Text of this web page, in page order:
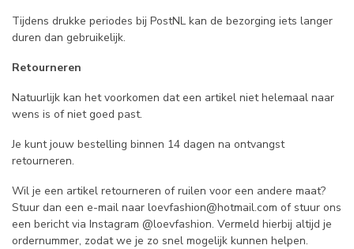
Tijdens drukke periodes bij PostNL kan de bezorging iets langer
duren dan gebruikelijk.
Retourneren
Natuurlijk kan het voorkomen dat een artikel niet helemaal naar
wens is of niet goed past.
Je kunt jouw bestelling binnen 14 dagen na ontvangst
retourneren.
Wil je een artikel retourneren of ruilen voor een andere maat?
Stuur dan een e-mail naar loevfashion@hotmail.com of stuur ons
een bericht via Instagram @loevfashion. Vermeld hierbij altijd je
ordernummer, zodat we je zo snel mogelijk kunnen helpen.